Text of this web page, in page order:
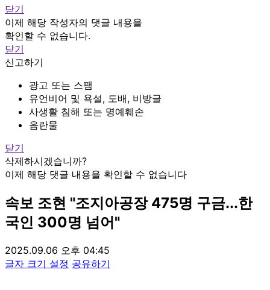
닫기
이제 해당 작성자의 댓글 내용을
확인할 수 없습니다.
닫기
신고하기
광고 또는 스팸
유언비어 및 욕설, 도배, 비방글
사생활 침해 또는 명예훼손
음란물
닫기
삭제하시겠습니까?
이제 해당 댓글 내용을 확인할 수 없습니다
속보 조현 "조지아공장 475명 구금...한
국인 300명 넘어"
2025.09.06 오후 04:45
글자 크기 설정 공유하기